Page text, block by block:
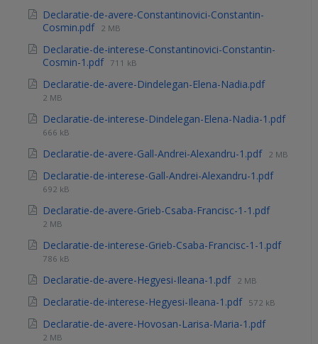
Declaratie-de-avere-Constantinovici-Constantin-
Cosmin.pdf 2 MB
Declaratie-de-interese-Constantinovici-Constantin-
Cosmin-1.pdf 711 kB
Declaratie-de-avere-Dindelegan-Elena-Nadia.pdf
2 MB
Declaratie-de-interese-Dindelegan-Elena-Nadia-1.pdf
666 kB
Declaratie-de-avere-Gall-Andrei-Alexandru-1.pdf 2 MB
Declaratie-de-interese-Gall-Andrei-Alexandru-1.pdf
692 kB
Declaratie-de-avere-Grieb-Csaba-Francisc-1-1.pdf
2 MB
Declaratie-de-interese-Grieb-Csaba-Francisc-1-1.pdf
786 kB
Declaratie-de-avere-Hegyesi-Ileana-1.pdf 2 MB
Declaratie-de-interese-Hegyesi-Ileana-1.pdf 572 kB
Declaratie-de-avere-Hovosan-Larisa-Maria-1.pdf
2 MB